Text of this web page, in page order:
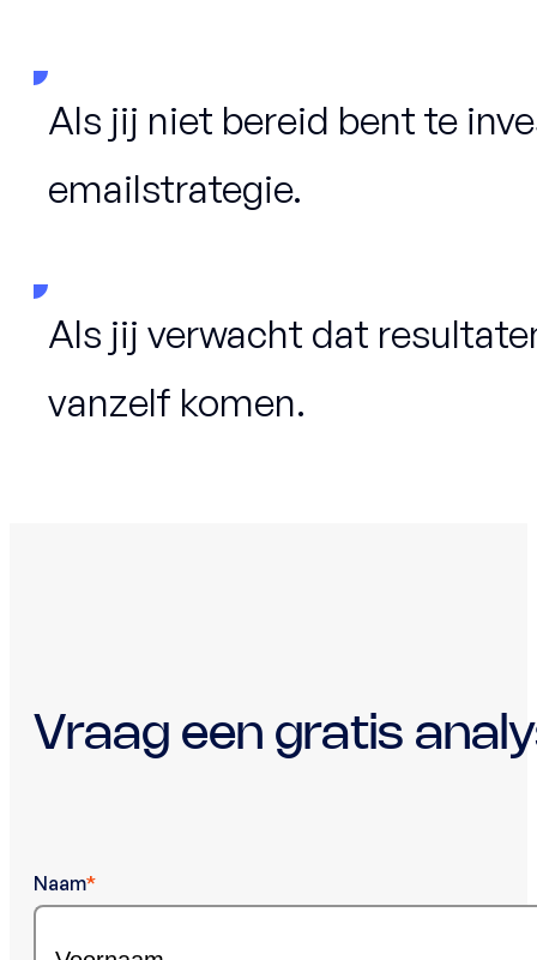
Als jij niet bereid bent te
emailstrategie.
Als jij verwacht dat
vanzelf komen.
Vraag een gratis
Naam*